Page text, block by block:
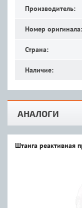
Производитель:
Номер оригинала:
Страна:
Наличие:
АНАЛОГИ
Штанга реактивная